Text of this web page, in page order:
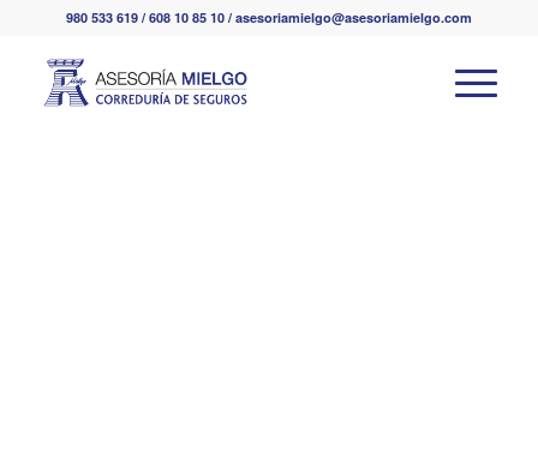
980 533 619 / 608 10 85 10 / asesoriamielgo@asesoriamielgo.com